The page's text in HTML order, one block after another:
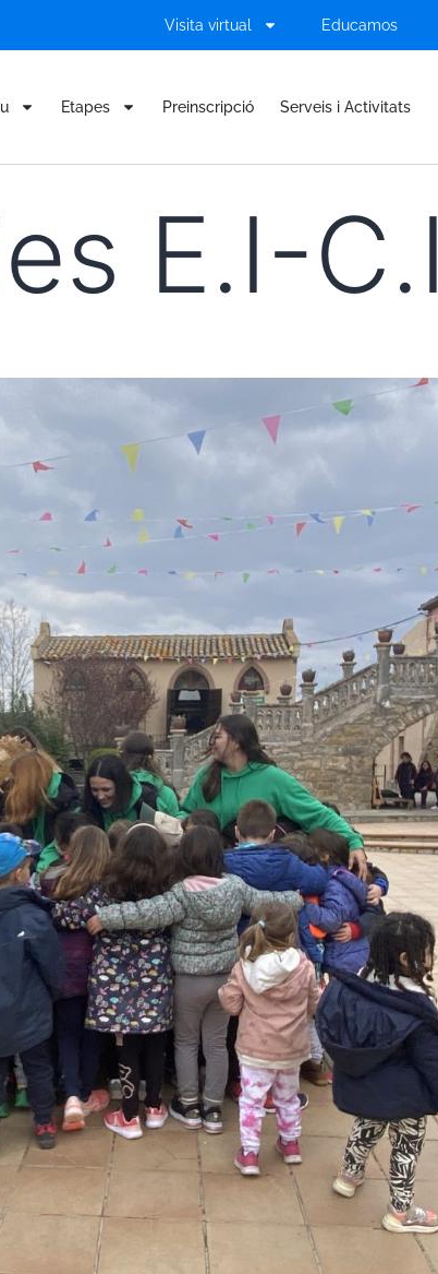
Visita virtual Educamos
Etapes Preinscripció Serveis i Activitats
E.I-C.I